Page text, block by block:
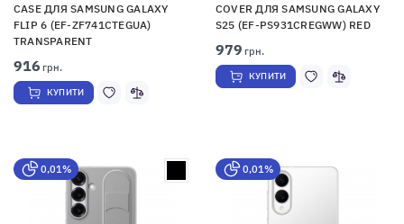
CASE ДЛЯ SAMSUNG GALAXY
FLIP 6 (EF-ZF741CTEGUA)
TRANSPARENT
916 грн.
КУПИТИ
COVER ДЛЯ SAMSUNG GALAXY
S25 (EF-PS931CREGWW) RED
979 грн.
КУПИТИ
0,01% 0,01%